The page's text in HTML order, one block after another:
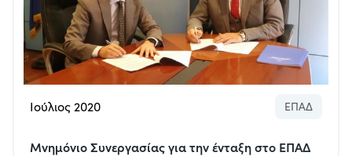
Ιούλιος 2020 ΕΠΑΔ
Μνημόνιο Συνεργασίας για την ένταξη στο ΕΠΑΔ